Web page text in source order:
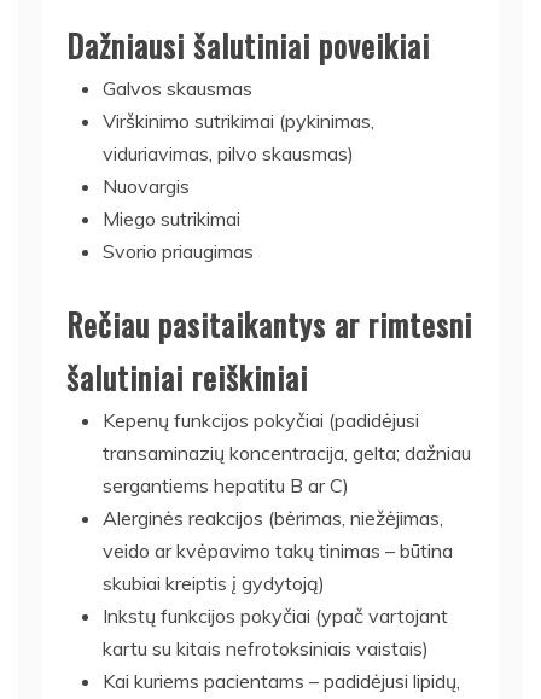
Dažniausi šalutiniai poveikiai
Galvos skausmas
Virškinimo sutrikimai (pykinimas,
viduriavimas, pilvo skausmas)
Nuovargis
Miego sutrikimai
Svorio priaugimas
Rečiau pasitaikantys ar rimtesni
šalutiniai reiškiniai
Kepenų funkcijos pokyčiai (padidėjusi
transaminazių koncentracija, gelta; dažniau
sergantiems hepatitu B ar C)
Alerginės reakcijos (bėrimas, niežėjimas,
veido ar kvėpavimo takų tinimas – būtina
skubiai kreiptis į gydytoją)
Inkstų funkcijos pokyčiai (ypač vartojant
kartu su kitais nefrotoksiniais vaistais)
Kai kuriems pacientams – padidėjusi lipidų,